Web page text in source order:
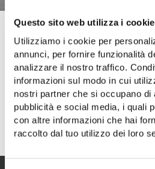
Questo sito web utilizza i cookie
Utilizziamo i cookie per
annunci, per fornire funzionalità
analizzare il nostro traffico.
informazioni sul modo in cui
nostri partner che si occupano di
pubblicità e social media, i quali
con altre informazioni che hai
raccolto dal tuo utilizzo dei loro
A partire da lunedì 18 maggio 2026
dei lavori di asfaltatura previsti
degli autobus della linea 17/ in
Libertà verrà modificato come
ometteranno il passaggio in via
invece lungo via Ghega.
I veicoli interessati dalla
fermate in via Ghega e via